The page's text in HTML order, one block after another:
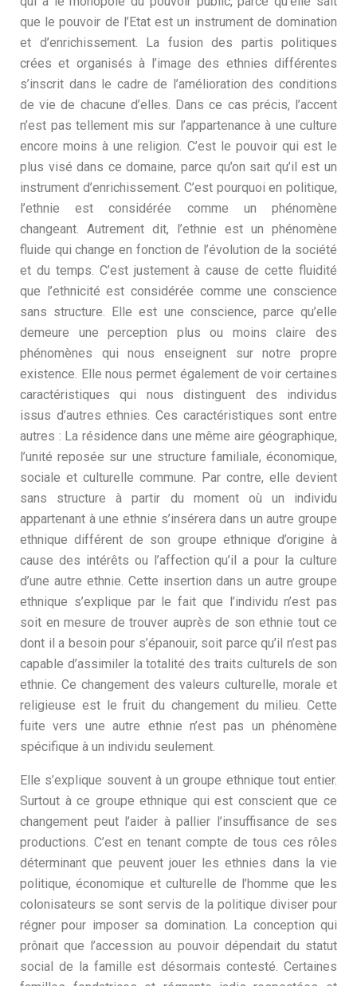
que le pouvoir de l’Etat est un instrument de domination
et d’enrichissement. La fusion des partis politiques
crées et organisés à l’image des ethnies différentes
s’inscrit dans le cadre de l’amélioration des conditions
de vie de chacune d’elles. Dans ce cas précis, l’accent
n’est pas tellement mis sur l’appartenance à une culture
encore moins à une religion. C’est le pouvoir qui est le
plus visé dans ce domaine, parce qu’on sait qu’il est un
instrument d’enrichissement. C’est pourquoi en politique,
l’ethnie est considérée comme un phénomène
changeant. Autrement dit, l’ethnie est un phénomène
fluide qui change en fonction de l’évolution de la société
et du temps. C’est justement à cause de cette fluidité
que l’ethnicité est considérée comme une conscience
sans structure. Elle est une conscience, parce qu’elle
demeure une perception plus ou moins claire des
phénomènes qui nous enseignent sur notre propre
existence. Elle nous permet également de voir certaines
caractéristiques qui nous distinguent des individus
issus d’autres ethnies. Ces caractéristiques sont entre
autres : La résidence dans une même aire géographique,
l’unité reposée sur une structure familiale, économique,
sociale et culturelle commune. Par contre, elle devient
sans structure à partir du moment où un individu
appartenant à une ethnie s’insérera dans un autre groupe
ethnique différent de son groupe ethnique d’origine à
cause des intérêts ou l’affection qu’il a pour la culture
d’une autre ethnie. Cette insertion dans un autre groupe
ethnique s’explique par le fait que l’individu n’est pas
soit en mesure de trouver auprès de son ethnie tout ce
dont il a besoin pour s’épanouir, soit parce qu’il n’est pas
capable d’assimiler la totalité des traits culturels de son
ethnie. Ce changement des valeurs culturelle, morale et
religieuse est le fruit du changement du milieu. Cette
fuite vers une autre ethnie n’est pas un phénomène
spécifique à un individu seulement.
Elle s’explique souvent à un groupe ethnique tout entier.
Surtout à ce groupe ethnique qui est conscient que ce
changement peut l’aider à pallier l’insuffisance de ses
productions. C’est en tenant compte de tous ces rôles
déterminant que peuvent jouer les ethnies dans la vie
politique, économique et culturelle de l’homme que les
colonisateurs se sont servis de la politique diviser pour
régner pour imposer sa domination. La conception qui
prônait que l’accession au pouvoir dépendait du statut
social de la famille est désormais contesté. Certaines